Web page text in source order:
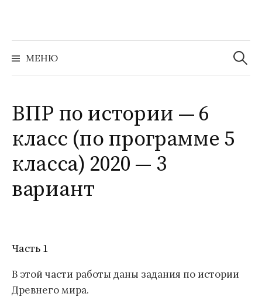
содержимому
МЕНЮ
Найти:
ВПР по истории — 6
класс (по программе 5
класса) 2020 — 3
вариант
Часть 1
В этой части работы даны задания по истории
Древнего мира.